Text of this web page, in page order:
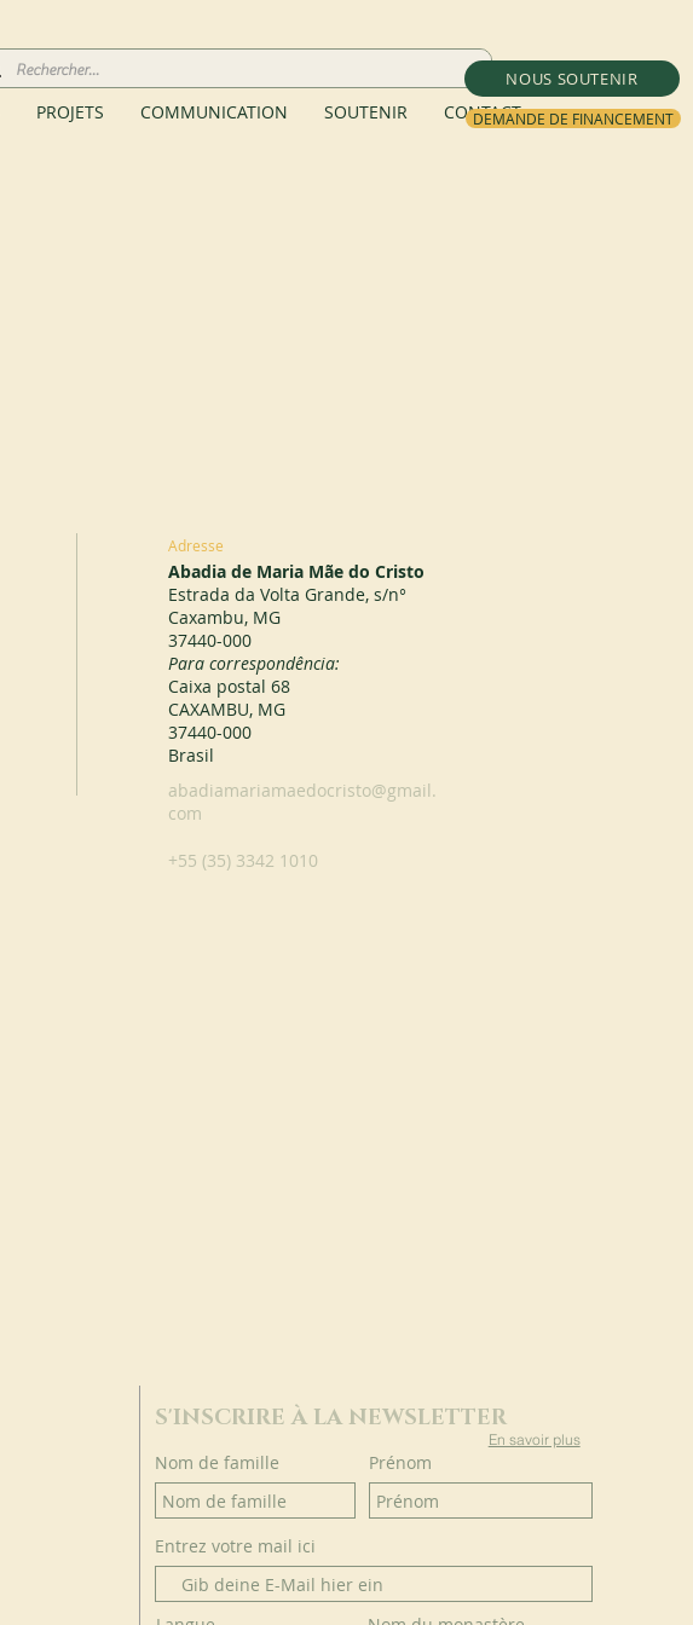
NOUS SOUTENIR
DEMANDE DE FINANCEMENT
PROJETS COMMUNICATION SOUTENIR CONTACT
Adresse
Abadia de Maria Mãe do Cristo
Estrada da Volta Grande, s/n°
Caxambu, MG
37440-000
Para correspondência:
Caixa postal 68
CAXAMBU, MG
37440-000
Brasil
abadiamariamaedocristo@gmail.
com
+55 (35) 3342 1010
S'INSCRIRE À LA NEWSLETTER
En savoir plus
Nom de famille Prénom
Entrez votre mail ici